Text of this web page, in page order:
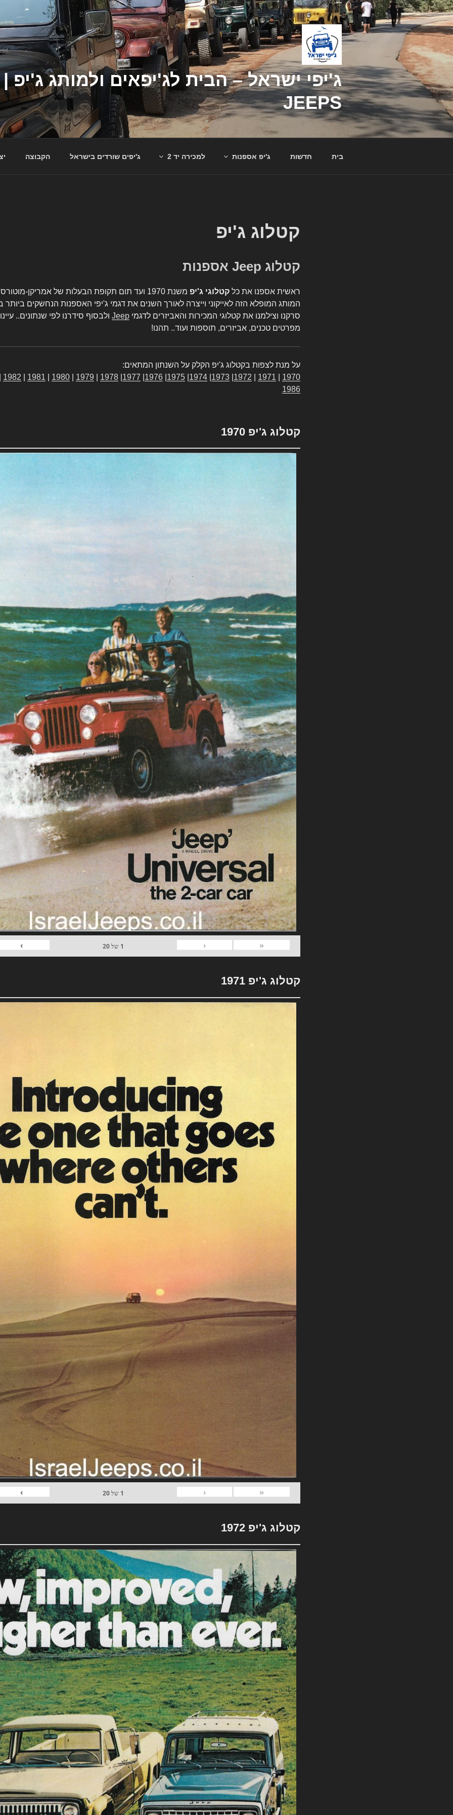
דילוג
לתוכן
JEEPS
בית חדשות ג'יפ אספנות למכירה יד 2 ג'יפים שורדים בישראל הקבוצה
קטלוג ג'יפ
קטלוג Jeep אספנות
ראשית אספנו את כל קטלוגי ג'יפ
משנת 1970 ועד תום תקופת הבעלות של אמריקן-
המותג המופלא הזה לאייקוני וייצרה לאורך השנים את דגמי ג'יפי האספנות הנחשקים
סרקנו וצילמנו את קטלוגי המכירות והאביזרים לדגמי Jeep ולבסוף סידרנו לפי שנתונים..
מפרטים טכנים, אביזרים, תוספות ועוד.. תהנו!
על מנת לצפות בקטלוג ג'יפ הקלק על השנתון המתאים:
1970
1971
1972
1973
1974
1975
1976
1977
1978
1979
1980
1981
1982
1986
קטלוג ג'יפ 1970
«
‹
1 של20
›
קטלוג ג'יפ 1971
«
‹
1 של20
›
קטלוג ג'יפ 1972